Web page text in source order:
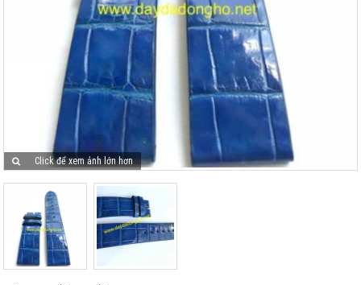
Click để xem ảnh lớn hơn